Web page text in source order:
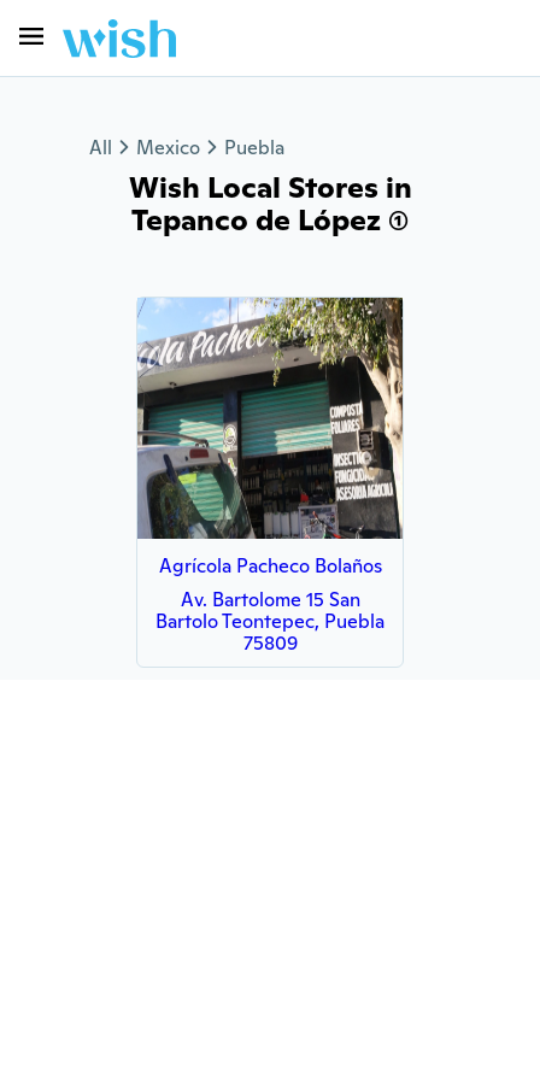
All Mexico Puebla
Wish Local Stores in
Tepanco de López (1)
Agrícola Pacheco Bolaños
Av. Bartolome 15 San
Bartolo Teontepec, Puebla
75809